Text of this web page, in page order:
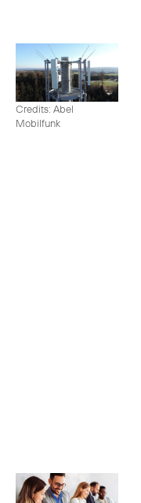
Credits: Abel
Mobilfunk